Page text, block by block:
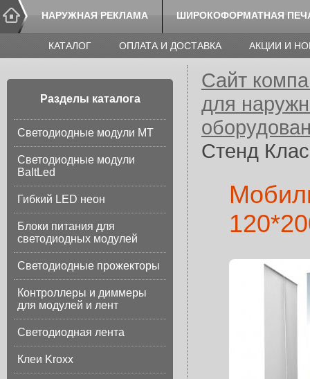
НАРУЖНАЯ РЕКЛАМА ШИРОКОФОРМАТНАЯ
КАТАЛОГ ОПЛАТА И ДОСТАВКА АКЦИИ И
Разделы каталога
Светодиодные модули МТ
Светодиодные модули
BaltLed
Гибкий LED неон
Блоки питания для
светодиодных модулей
Светодиодные прожекторы
Контроллеры и диммеры
для модулей и лент
Светодиодная лента
Клеи Kroxx
Сайт
для
Стенд